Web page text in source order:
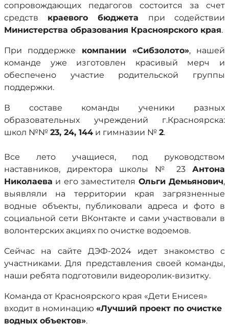
сопровождающих педагогов состоится за счет
средств краевого бюджета при содействии
Министерства образования Красноярского края.
При поддержке компании «Сибзолото», нашей
команде уже изготовлен красивый мерч и
обеспечено участие родительской группы
поддержки.
В составе команды ученики разных
образовательных учреждений г.Красноярска:
школ №№ 23, 24, 144 и гимназии № 2.
Все лето учащиеся, под руководством
наставников, директора школы № 23 Антона
Николаева и его заместителя Ольги Демьянович,
выявляли на территории края загрязненные
водные объекты, публиковали адреса и фото в
социальной сети ВКонтакте и сами участвовали в
волонтерских акциях по очистке водоемов.
Сейчас на сайте ДЭФ-2024 идет знакомство с
участниками. Для представления своей команды,
наши ребята подготовили видеоролик-визитку.
Команда от Красноярского края «Дети Енисея»
входит в номинацию «Лучший проект по очистке
водных объектов».